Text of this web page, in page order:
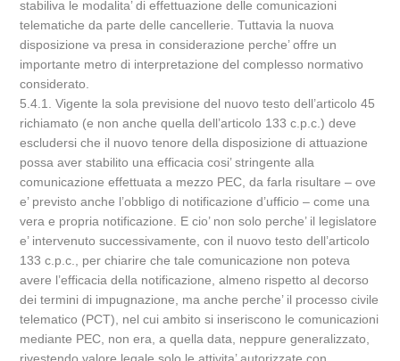
stabiliva le modalita’ di effettuazione delle comunicazioni
telematiche da parte delle cancellerie. Tuttavia la nuova
disposizione va presa in considerazione perche’ offre un
importante metro di interpretazione del complesso normativo
considerato.
5.4.1. Vigente la sola previsione del nuovo testo dell’articolo 45
richiamato (e non anche quella dell’articolo 133 c.p.c.) deve
escludersi che il nuovo tenore della disposizione di attuazione
possa aver stabilito una efficacia cosi’ stringente alla
comunicazione effettuata a mezzo PEC, da farla risultare – ove
e’ previsto anche l’obbligo di notificazione d’ufficio – come una
vera e propria notificazione. E cio’ non solo perche’ il legislatore
e’ intervenuto successivamente, con il nuovo testo dell’articolo
133 c.p.c., per chiarire che tale comunicazione non poteva
avere l’efficacia della notificazione, almeno rispetto al decorso
dei termini di impugnazione, ma anche perche’ il processo civile
telematico (PCT), nel cui ambito si inseriscono le comunicazioni
mediante PEC, non era, a quella data, neppure generalizzato,